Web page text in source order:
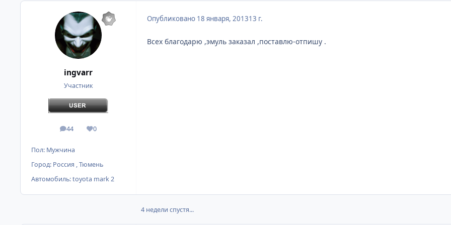
ingvarr
Участник
44
сообщения
0
Репутация
Пол: Мужчина
Город: Россия , Тюмень
Автомобиль:toyota mark 2
Опубликовано 18 января, 201313 г.
Всех благодарю ,эмуль заказал ,поставлю-отпишу .
4 недели спустя...